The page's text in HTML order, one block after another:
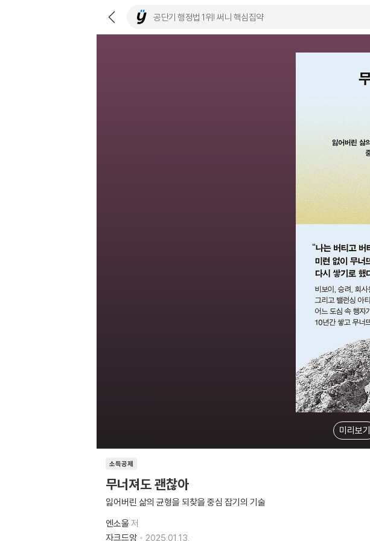
미리보기
소득공제
무너져도 괜찮아
잃어버린 삶의 균형을 되찾을 중심 잡기의 기술
엔소울 저
자크드앙
2025.01.13.